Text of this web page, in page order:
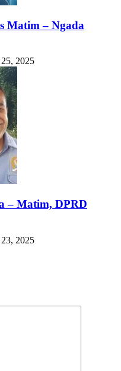
Matim – Ngada
2025
– Matim, DPRD
2025